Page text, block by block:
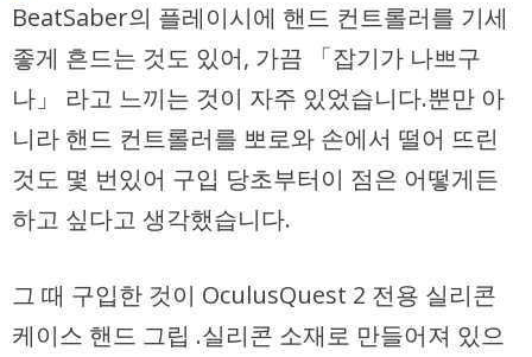
BeatSaber의 플레이시에 핸드 컨트롤러를 기세
좋게 흔드는 것도 있어, 가끔 「잡기가 나쁘구
나」 라고 느끼는 것이 자주 있었습니다.뿐만 아
니라 핸드 컨트롤러를 뽀로와 손에서 떨어 뜨린
것도 몇 번있어 구입 당초부터이 점은 어떻게든
하고 싶다고 생각했습니다.
그 때 구입한 것이 OculusQuest 2 전용 실리콘
케이스 핸드 그립 .실리콘 소재로 만들어져 있으